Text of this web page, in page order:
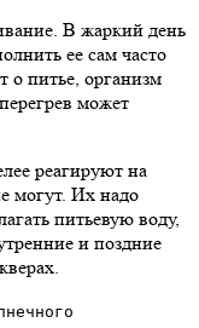
В жаркий день
ее сам часто
о питье, организм
может
реагируют на
могут. Их надо
питьевую воду,
и поздние